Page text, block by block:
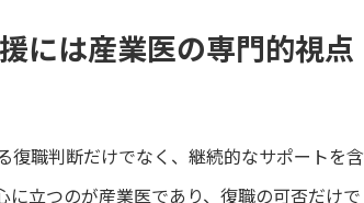
には産業医の専門的視点
復職判断だけでなく、継続的なサポートを含
に立つのが産業医であり、復職の可否だけで